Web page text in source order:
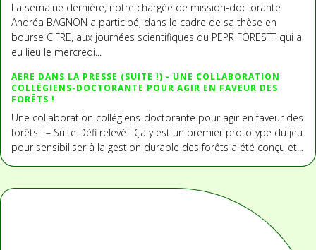
La semaine dernière, notre chargée de mission-doctorante
Andréa BAGNON a participé, dans le cadre de sa thèse en
bourse CIFRE, aux journées scientifiques du PEPR FORESTT qui a
eu lieu le mercredi...
AERE DANS LA PRESSE (SUITE !) - UNE COLLABORATION
COLLÉGIENS-DOCTORANTE POUR AGIR EN FAVEUR DES
FORÊTS !
Une collaboration collégiens-doctorante pour agir en faveur des
forêts ! – Suite Défi relevé ! Ça y est un premier prototype du jeu
pour sensibiliser à la gestion durable des forêts a été conçu et...